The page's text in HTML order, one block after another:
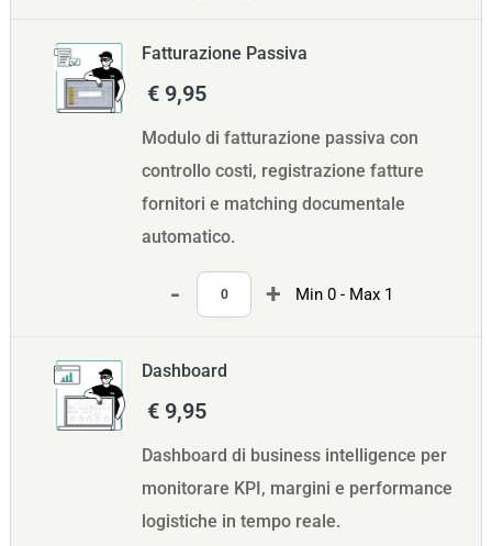
Fatturazione Passiva
€ 9,95
Modulo di fatturazione passiva con
controllo costi, registrazione fatture
fornitori e matching documentale
automatico.
Min 0 - Max 1
Dashboard
€ 9,95
Dashboard di business intelligence per
monitorare KPI, margini e performance
logistiche in tempo reale.